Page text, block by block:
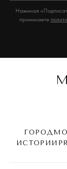
Нажимая
принимаете
ГОРОД
ИСТОРИИ